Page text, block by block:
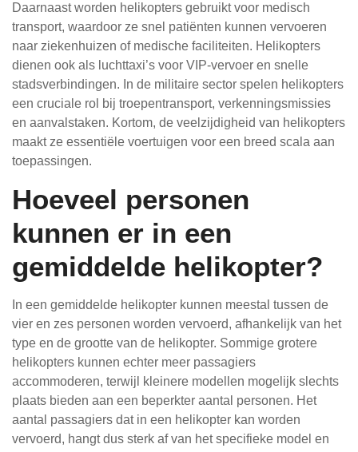
Daarnaast worden helikopters gebruikt voor medisch
transport, waardoor ze snel patiënten kunnen vervoeren
naar ziekenhuizen of medische faciliteiten. Helikopters
dienen ook als luchttaxi’s voor VIP-vervoer en snelle
stadsverbindingen. In de militaire sector spelen helikopters
een cruciale rol bij troepentransport, verkenningsmissies
en aanvalstaken. Kortom, de veelzijdigheid van helikopters
maakt ze essentiële voertuigen voor een breed scala aan
toepassingen.
Hoeveel personen
kunnen er in een
gemiddelde helikopter?
In een gemiddelde helikopter kunnen meestal tussen de
vier en zes personen worden vervoerd, afhankelijk van het
type en de grootte van de helikopter. Sommige grotere
helikopters kunnen echter meer passagiers
accommoderen, terwijl kleinere modellen mogelijk slechts
plaats bieden aan een beperkter aantal personen. Het
aantal passagiers dat in een helikopter kan worden
vervoerd, hangt dus sterk af van het specifieke model en